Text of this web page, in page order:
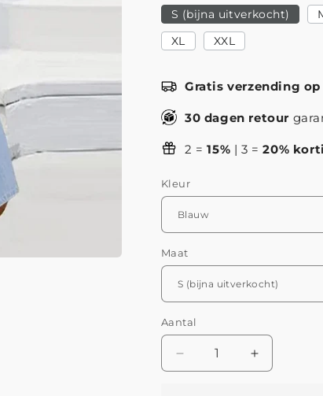
S (bijna uitverkocht)
XL
XXL
Gratis verzending
30 dagen retour
2 =15% | 3 =20%
Kleur
Maat
Aantal
Aantal
verlagen
Aantal
verhogen